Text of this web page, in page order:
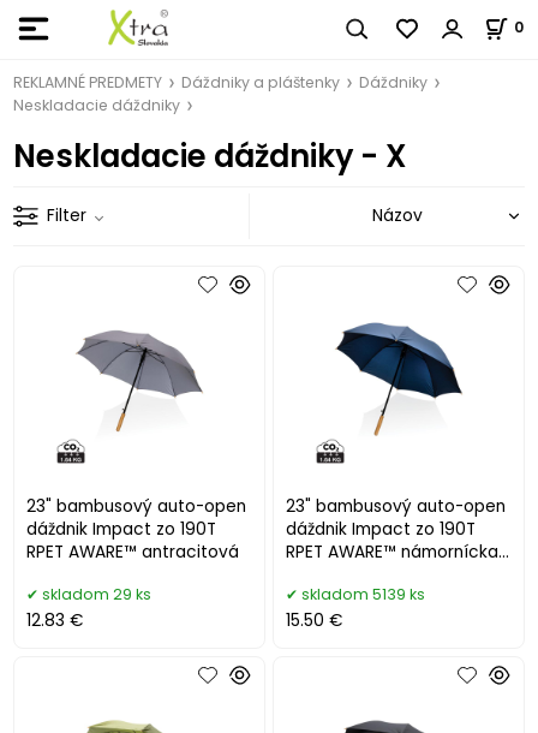
0
REKLAMNÉ PREDMETY Dáždniky a pláštenky
Dáždniky
Neskladacie dáždniky
Neskladacie dáždniky - X
Filter
23" bambusový auto-open
dáždnik Impact zo 190T
RPET AWARE™ antracitová
skladom 29 ks
12.83 €
23" bambusový auto-open
dáždnik Impact zo 190T
RPET AWARE™ námornícka
skladom 5139 ks
15.50 €